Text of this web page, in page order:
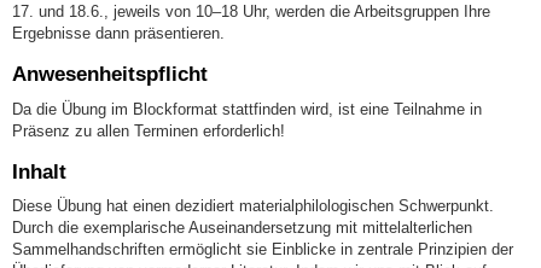
17. und 18.6., jeweils von 10–18 Uhr, werden die Arbeitsgruppen Ihre
Ergebnisse dann präsentieren.
Anwesenheitspflicht
Da die Übung im Blockformat stattfinden wird, ist eine Teilnahme in
Präsenz zu allen Terminen erforderlich!
Inhalt
Diese Übung hat einen dezidiert materialphilologischen Schwerpunkt.
Durch die exemplarische Auseinandersetzung mit mittelalterlichen
Sammelhandschriften ermöglicht sie Einblicke in zentrale Prinzipien der